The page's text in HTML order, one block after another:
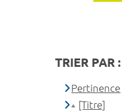
TRIER PAR :
Pertinence
[Titre]